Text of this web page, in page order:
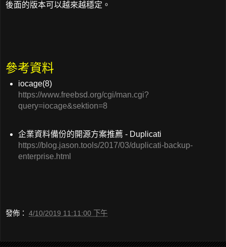
後面的版本可以越來越穩定。
參考資料
iocage(8)
https://www.freebsd.org/cgi/man.cgi?
query=iocage&sektion=8
企業資料備份的開源方案推薦 - Duplicati
https://blog.jason.tools/2017/03/duplicati-backup-
enterprise.html
發佈： 4/10/2019 11:11:00 下午